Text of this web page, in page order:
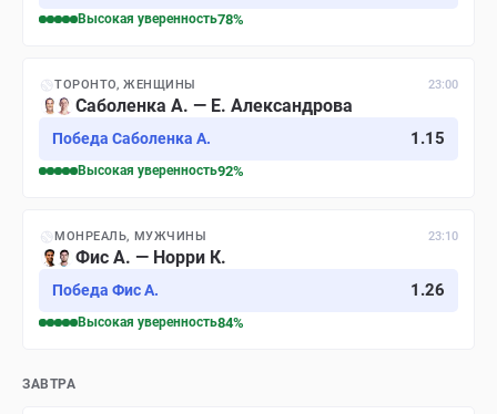
Высокая уверенность78%
ТОРОНТО, ЖЕНЩИНЫ 23:00
Саболенка А. — Е. Александрова
Победа Саболенка А. 1.15
Высокая уверенность92%
МОНРЕАЛЬ, МУЖЧИНЫ 23:10
Фис А. — Норри К.
Победа Фис А. 1.26
Высокая уверенность84%
ЗАВТРА